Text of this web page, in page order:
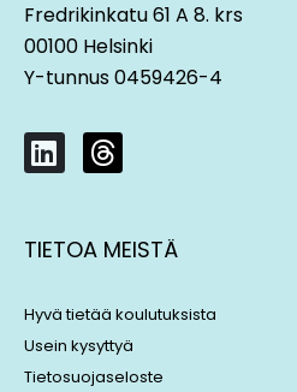
Fredrikinkatu 61 A 8. krs
00100 Helsinki
Y-tunnus 0459426-4
L
i
k
e
i
n
T
h
e
a
s
TIETOA MEISTÄ
Hyvä tietää koulutuksista
Usein kysyttyä
Tietosuojaseloste